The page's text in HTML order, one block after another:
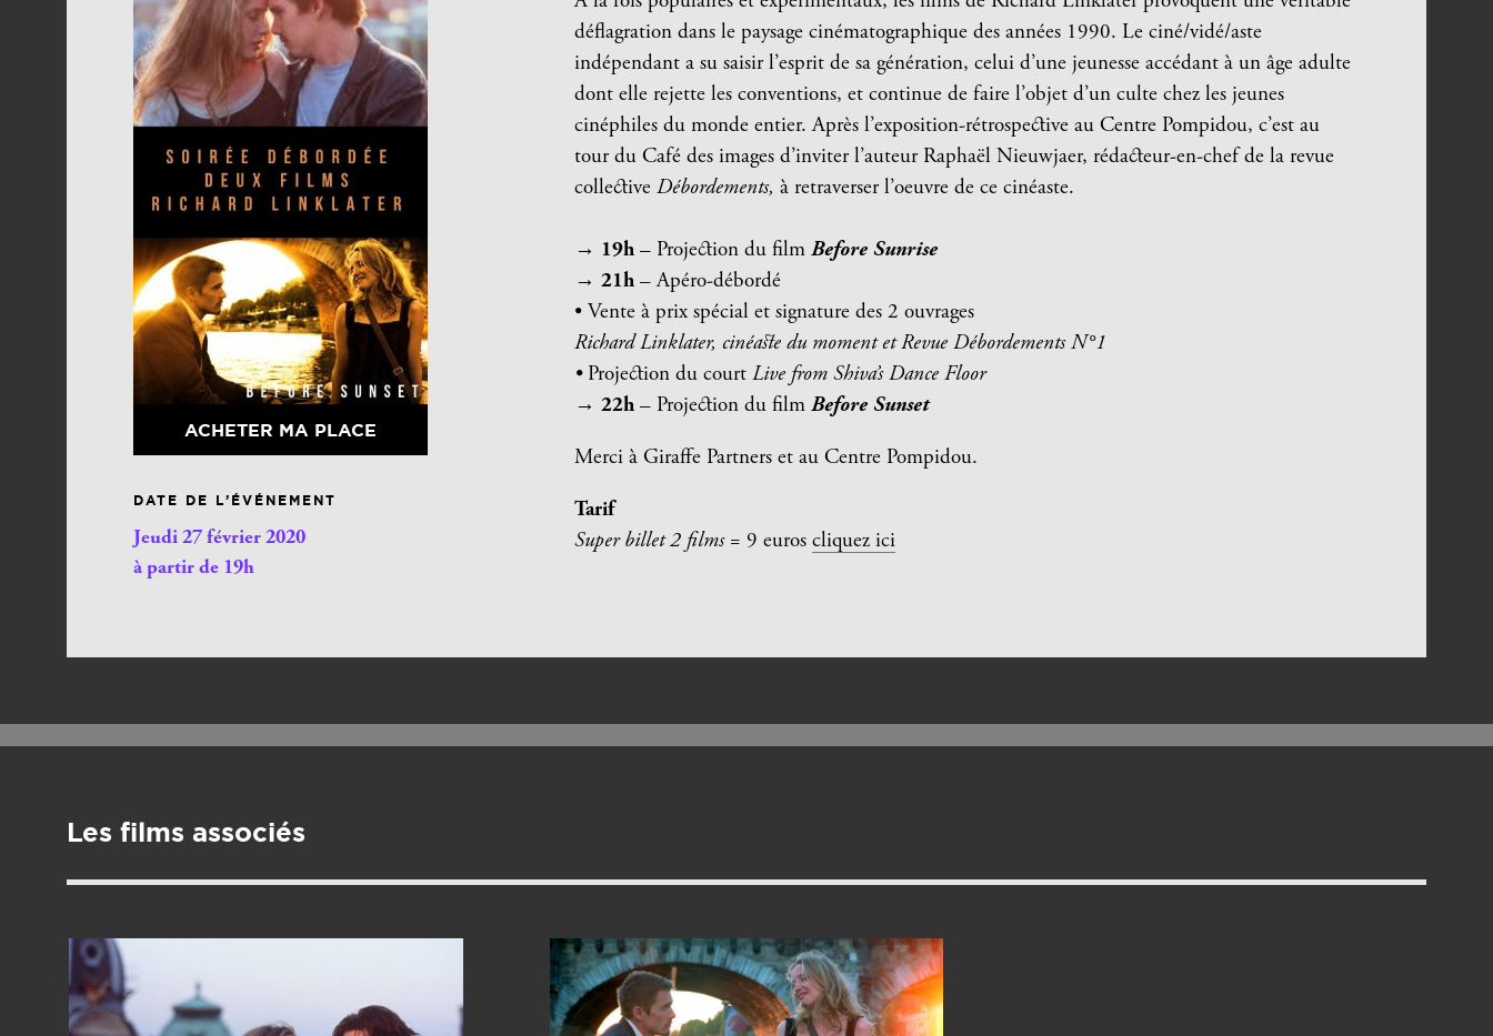
ACHETER MA PLACE
DATE DE L’ÉVÉNEMENT
Jeudi 27 février 2020
à partir de 19h
déflagration dans le paysage cinématographique des années 1990. Le ciné/vidé/aste
indépendant a su saisir l’esprit de sa génération, celui d’une jeunesse accédant à un âge adulte
dont elle rejette les conventions, et continue de faire l’objet d’un culte chez les jeunes
cinéphiles du monde entier. Après l’exposition-rétrospective au Centre Pompidou, c’est au
tour du Café des images d’inviter l’auteur Raphaël Nieuwjaer, rédacteur-en-chef de la revue
collective Débordements, à retraverser l’oeuvre de ce cinéaste.
→ 19h – Projection du filmBefore Sunrise
→ 21h – Apéro-débordé
• Vente à prix spécial et signature des 2 ouvrages
Richard Linklater, cinéaste du moment etRevue Débordements N°1
• Projection du court Live from Shiva’s Dance Floor
→22h – Projection du film Before Sunset
Merci à Giraffe Partners et au Centre Pompidou.
Tarif
Super billet 2 films= 9 euroscliquez ici
Les films associés